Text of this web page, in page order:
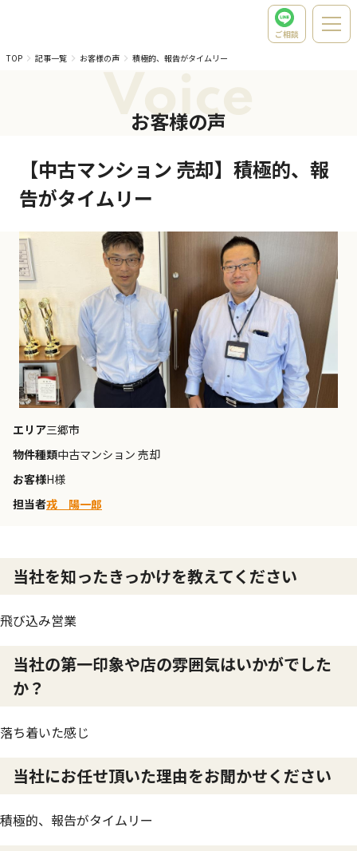
ご相談
TOP
記事一覧 お客様の声 積極的、報告がタイムリー
Voice
お客様の声
【中古マンション 売却】積極的、報
告がタイムリー
エリア三郷市
物件種類中古マンション 売却
お客様H様
担当者戎 陽一郎
当社を知ったきっかけを教えてください
飛び込み営業
当社の第一印象や店の雰囲気はいかがでした
か？
落ち着いた感じ
当社にお任せ頂いた理由をお聞かせください
積極的、報告がタイムリー